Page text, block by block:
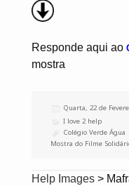
Responde aqui ao
mostra
Publicado
Quarta, 22 de
Categorias
I love 2 help
Etiquetas
Colégio Verde Água
Mostra do Filme
Help Images>